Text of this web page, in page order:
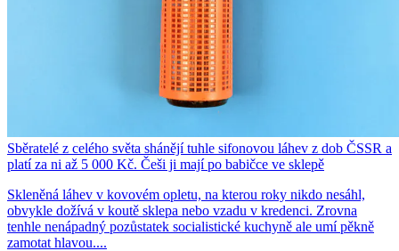
Sběratelé z celého světa shánějí tuhle sifonovou láhev z dob ČSSR a
platí za ni až 5 000 Kč. Češi ji mají po babičce ve sklepě
Skleněná láhev v kovovém opletu, na kterou roky nikdo nesáhl,
obvykle dožívá v koutě sklepa nebo vzadu v kredenci. Zrovna
tenhle nenápadný pozůstatek socialistické kuchyně ale umí pěkně
zamotat hlavou....